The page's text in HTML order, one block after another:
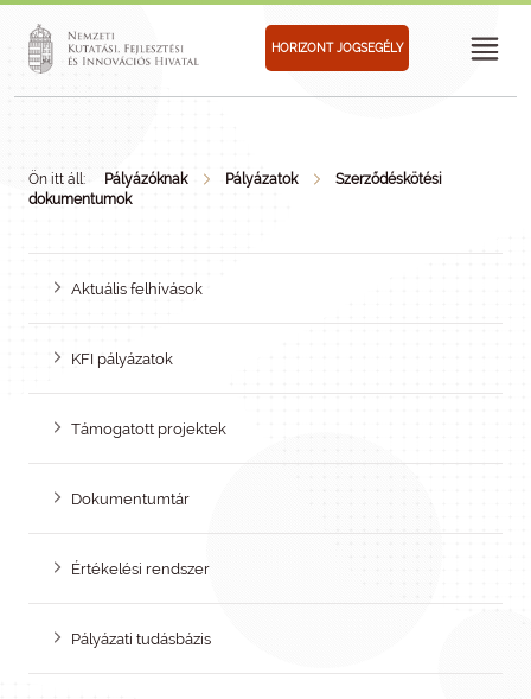
HORIZONT JOGSEGÉLY
Ön itt áll: Pályázóknak Pályázatok
Szerződéskötési
dokumentumok
Aktuális felhívások
KFI pályázatok
Támogatott projektek
Dokumentumtár
Értékelési rendszer
Pályázati tudásbázis